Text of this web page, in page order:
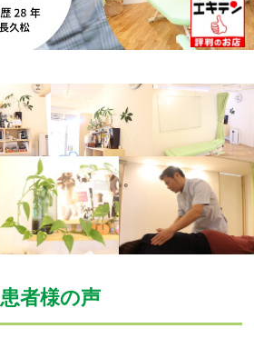
患者様の声